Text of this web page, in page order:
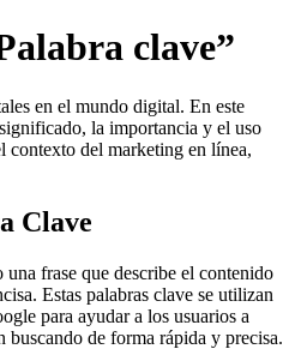
clave”
en el mundo digital. En este
la importancia y el uso
contexto del marketing en línea,
Clave
frase que describe el contenido
Estas palabras clave se utilizan
para ayudar a los usuarios a
buscando de forma rápida y precisa.